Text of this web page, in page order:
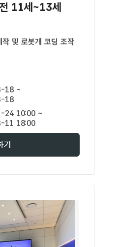
11세~13세
및 로봇개 코딩 조작
18 ~
18
24 10:00 ~
11 18:00
기